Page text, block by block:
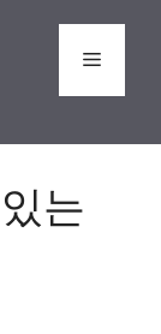
Menu
는